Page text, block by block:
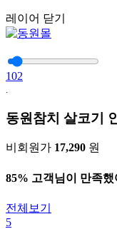
레이어 닫기
102
동원참치 살코기
비회원가 17,290 원
85% 고객님이 만족했
전체보기
5